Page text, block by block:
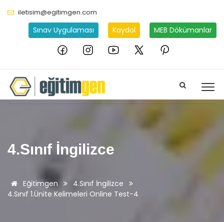
iletisim@egitimgen.com
Sınav Uygulaması Kaydol MEB Dökümanlar
4.Sınıf İngilizce
Eğitimgen
4.Sınıf İngilizce
4.Sınıf 1.Ünite Kelimeleri Online Test-4